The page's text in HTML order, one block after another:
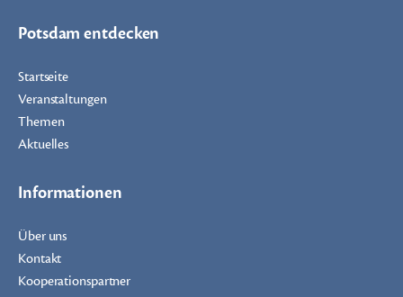
Potsdam entdecken
Startseite
Veranstaltungen
Themen
Aktuelles
Informationen
Über uns
Kontakt
Kooperationspartner